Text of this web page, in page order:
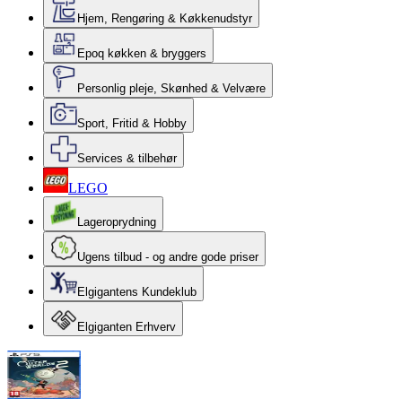
Hjem, Rengøring & Køkkenudstyr
Epoq køkken & bryggers
Personlig pleje, Skønhed & Velvære
Sport, Fritid & Hobby
Services & tilbehør
LEGO
Lageroprydning
Ugens tilbud - og andre gode priser
Elgigantens Kundeklub
Elgiganten Erhverv